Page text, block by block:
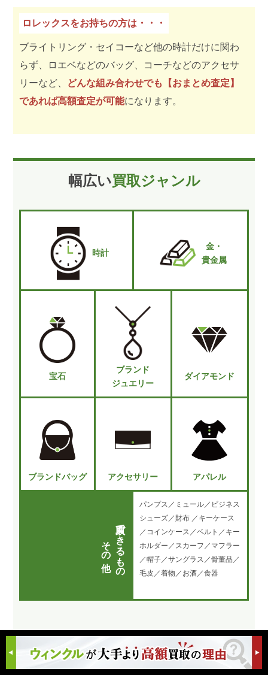
ロレックスをお持ちの方は・・・
ブライトリング・セイコーなど他の時計だけに関わ
らず、ロエベなどのバッグ、コーチなどのアクセサ
リーなど、 どんな組み合わせでも【おまとめ査定】
であれば高額査定が可能になります。
幅広い買取ジャンル
時計
金・
貴金属
宝石
ブランド
ジュエリー
ダイアモンド
ブランドバッグ アクセサリー アパレル
買取できるもの
その他
パンプス／ミュール／ビジネス
シューズ／財布 ／キーケース
／コインケース／ベルト／キー
ホルダー／スカーフ／マフラー
／帽子／サングラス／骨董品／
毛皮／着物／お酒／食器
こんな状態でも